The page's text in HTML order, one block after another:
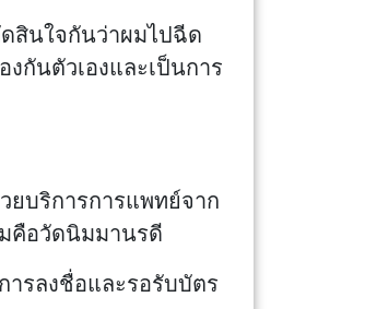
สินใจกันว่าผมไปฉีด
กันตัวเองและเป็นการ
ยบริการการแพทย์จาก
คือวัดนิมมานรดี
รลงชื่อและรอรับบัตร